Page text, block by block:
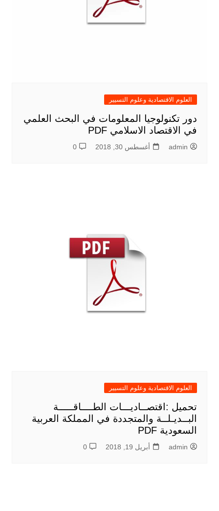
العلوم الاقتصادية وعلوم التسيير
دور تكنولوجيا المعلومات في البحث العلمي
في الاقتصاد الاسلامي PDF
admin أغسطس 30, 2018 0
العلوم الاقتصادية وعلوم التسيير
تحميل :اقتصــاديـــات الطــــاقـــــة
البــديـلــة والمتجددة في المملكة العربية
السعودية PDF
admin أبريل 19, 2018 0